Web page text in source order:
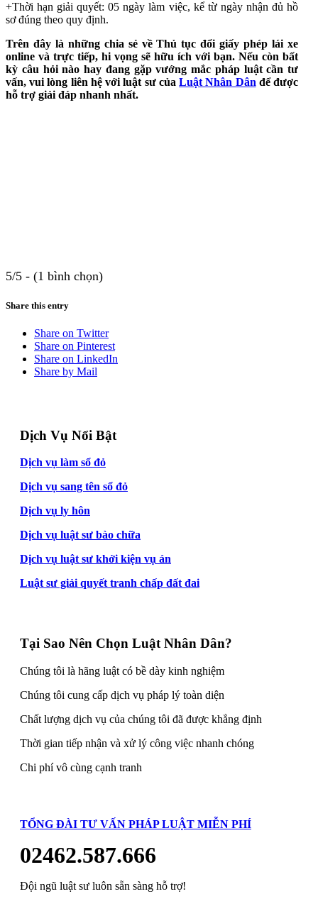
+Thời hạn giải quyết: 05 ngày làm việc, kể từ ngày nhận đủ hồ
sơ đúng theo quy định.
Trên đây là những chia sẻ về Thủ tục đổi giấy phép lái xe
online và trực tiếp, hi vọng sẽ hữu ích với bạn. Nếu còn bất
kỳ câu hỏi nào hay đang gặp vướng mắc pháp luật cần tư
vấn, vui lòng liên hệ với luật sư củaLuật Nhân Dânđể được
hỗ trợ giải đáp nhanh nhất.
5/5 - (1 bình chọn)
Share this entry
Share on Twitter
Share on Pinterest
Share on LinkedIn
Share by Mail
Dịch Vụ Nổi Bật
Dịch vụ làm sổ đỏ
Dịch vụ sang tên sổ đỏ
Dịch vụ ly hôn
Dịch vụ luật sư bào chữa
Dịch vụ luật sư khởi kiện vụ án
Luật sư giải quyết tranh chấp đất đai
Tại Sao Nên Chọn Luật Nhân Dân?
Chúng tôi là hãng luật có bề dày kinh nghiệm
Chúng tôi cung cấp dịch vụ pháp lý toàn diện
Chất lượng dịch vụ của chúng tôi đã được khẳng định
Thời gian tiếp nhận và xử lý công việc nhanh chóng
Chi phí vô cùng cạnh tranh
TỔNG ĐÀI TƯ VẤN PHÁP LUẬT MIỄN PHÍ
02462.587.666
Đội ngũ luật sư luôn sẵn sàng hỗ trợ!